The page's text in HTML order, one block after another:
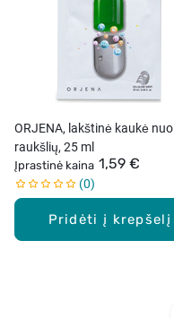
Pridėti į krepšelį
ORJENA, lakštinė kaukė nuo
raukšlių, 25 ml
Įprastinė kaina 1,59 €
0